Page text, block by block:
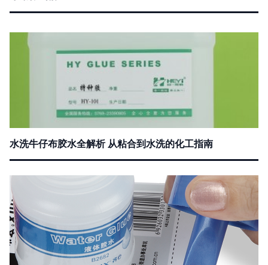
水洗牛仔布胶水全解析 从粘合到水洗的化工指南